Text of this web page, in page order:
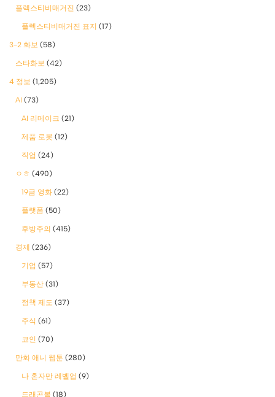
플렉스티비매거진 (23)
플렉스티비매거진 표지 (17)
3-2 화보 (58)
스타화보 (42)
4 정보 (1,205)
AI (73)
AI 리메이크 (21)
제품 로봇 (12)
직업 (24)
ㅇㅎ (490)
19금 영화 (22)
플랫폼 (50)
후방주의 (415)
경제 (236)
기업 (57)
부동산 (31)
정책 제도 (37)
주식 (61)
코인 (70)
만화 애니 웹툰 (280)
나 혼자만 레벨업 (9)
드래곤볼 (18)